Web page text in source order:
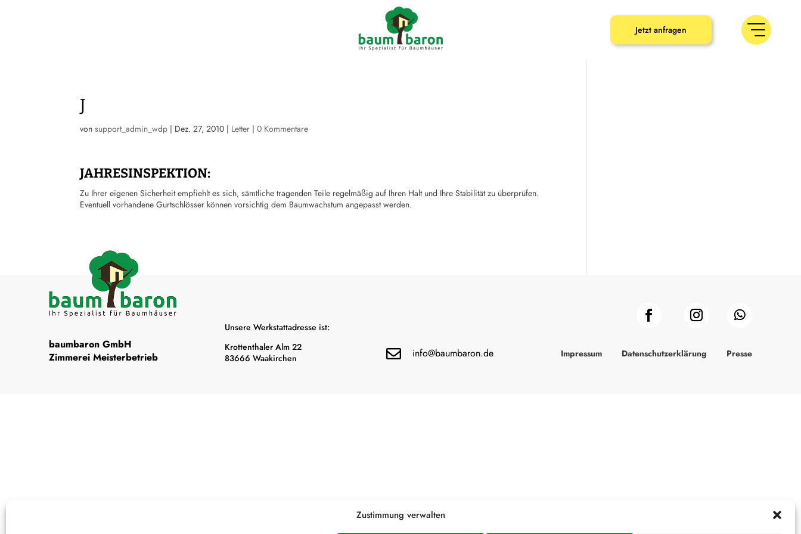
Zustimmung verwalten
Jetzt anfragen
J
vonsupport_admin_wdp | Dez. 27, 2010 | Letter |0 Kommentare
JAHRESINSPEKTION:
Zu Ihrer eigenen Sicherheit empfiehlt es sich, sämtliche tragenden Teile regelmäßig auf Ihren Halt und Ihre Stabilität zu überprüfen.
Eventuell vorhandene Gurtschlösser können vorsichtig dem Baumwachstum angepasst werden.
baumbaron GmbH
Zimmerei Meisterbetrieb
Unsere Werkstattadresse ist:
Krottenthaler Alm 22
83666 Waakirchen
 info@baumbaron.de Impressum Datenschutzerklärung Presse